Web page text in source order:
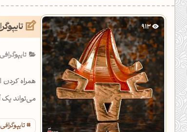
913
تایپوگرافی
همراه
می‌تواند یک